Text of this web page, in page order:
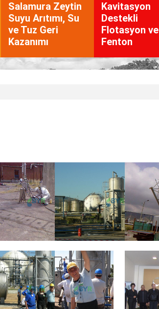
Salamura Zeytin
Suyu Arıtımı, Su
ve Tuz Geri
Kazanımı
Kavitasyon
Destekli
Flotasyon ve
Fenton